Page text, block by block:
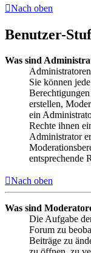
Nach oben
Benutzer-
Was sind
Sie können
erstellen,
ein
Rechte ihnen
Administrator
entsprechende
Nach oben
Was sind
Die Aufgabe
Forum zu
Beiträge zu